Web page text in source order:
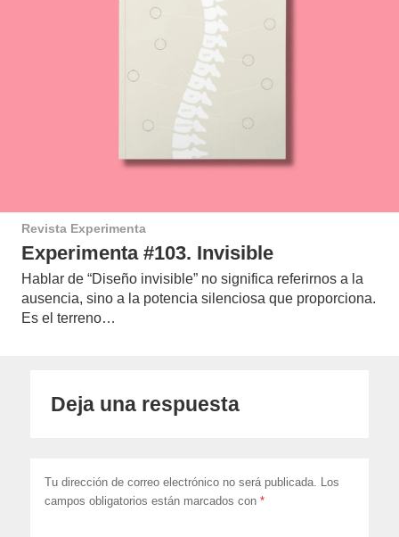
Revista Experimenta
Experimenta #103. Invisible
Hablar de “Diseño invisible” no significa referirnos a la
ausencia, sino a la potencia silenciosa que proporciona.
Es el terreno…
Deja una respuesta
Tu dirección de correo electrónico no será publicada. Los
campos obligatorios están marcados con*